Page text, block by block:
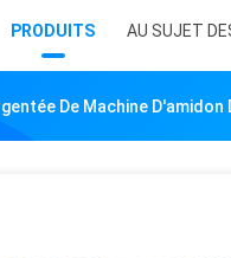
PRODUITS AU SUJET
De Machine D'amidon